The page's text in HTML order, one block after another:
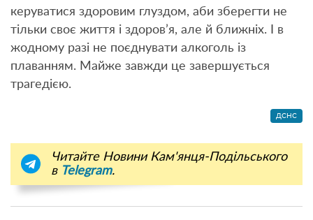
керуватися здоровим глуздом, аби зберегти не
тільки своє життя і здоров’я, але й ближніх. І в
жодному разі не поєднувати алкоголь із
плаванням. Майже завжди це завершується
трагедією.
ДСНС
Читайте Новини Кам'янця-Подільського
в Telegram.